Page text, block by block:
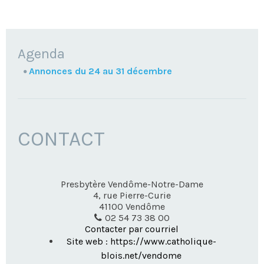
NAVIGATION
Agenda
Annonces du 24 au 31 décembre
CONTACT
Presbytère Vendôme-Notre-Dame
4, rue Pierre-Curie
41100 Vendôme
02 54 73 38 00
Contacter par courriel
Site web : https://www.catholique-
blois.net/vendome